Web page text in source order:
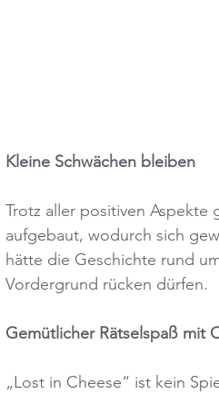
Kleine Schwächen bleiben
Trotz aller positiven Aspekte
aufgebaut, wodurch sich
hätte die Geschichte rund
Vordergrund rücken dürfen.
Gemütlicher Rätselspaß mit
„Lost in Cheese“ ist kein